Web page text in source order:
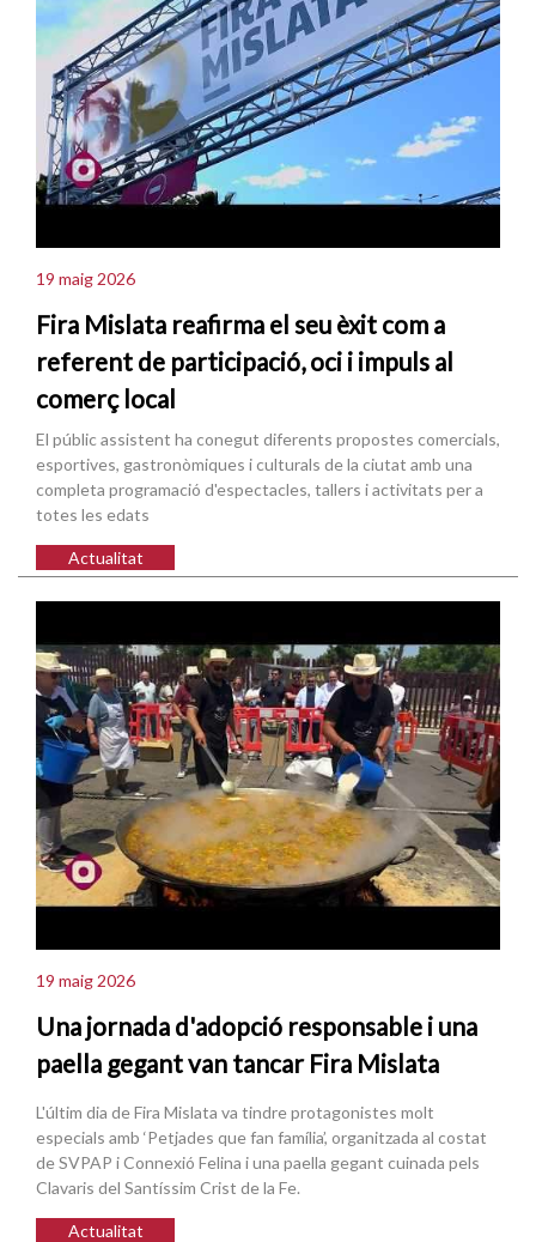
19 maig 2026
Fira Mislata reafirma el seu èxit com a
referent de participació, oci i impuls al
comerç local
El públic assistent ha conegut diferents propostes comercials,
esportives, gastronòmiques i culturals de la ciutat amb una
completa programació d'espectacles, tallers i activitats per a
totes les edats
Actualitat
19 maig 2026
Una jornada d'adopció responsable i una
paella gegant van tancar Fira Mislata
L'últim dia de Fira Mislata va tindre protagonistes molt
especials amb ‘Petjades que fan família’, organitzada al costat
de SVPAP i Connexió Felina i una paella gegant cuinada pels
Clavaris del Santíssim Crist de la Fe.
Actualitat